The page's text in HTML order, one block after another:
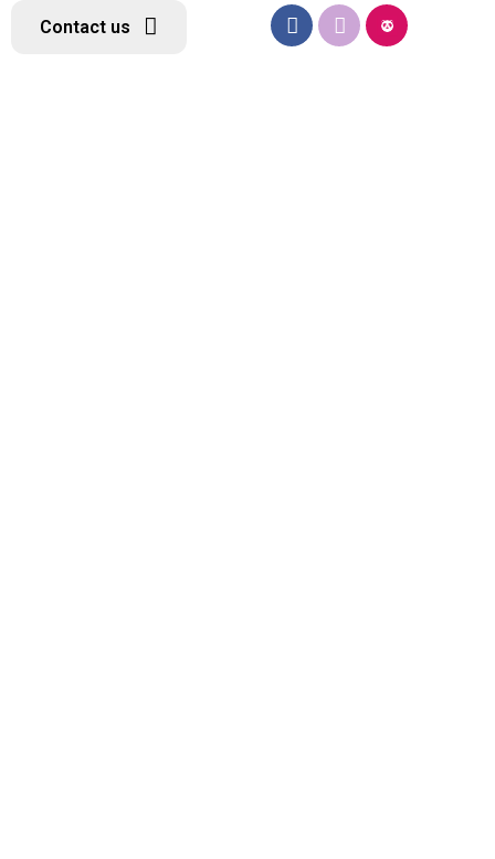
Contact us